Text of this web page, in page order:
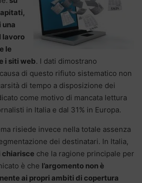
una
lavoro
le
i siti web. I dati dimostrano
di questo rifiuto sistematico non
di tempo a disposizione dei
come motivo di mancata lettura
in Italia e dal 31% in Europa.
risiede invece nella totale assenza
dei destinatari. In Italia,
chiarisce che la ragione principale per
è che l’argomento non è
ai propri ambiti di copertura